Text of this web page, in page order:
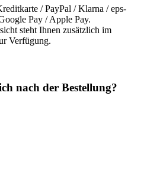
/ PayPal / Klarna / eps-
Pay / Apple Pay.
steht Ihnen zusätzlich im
Verfügung.
nach der Bestellung?